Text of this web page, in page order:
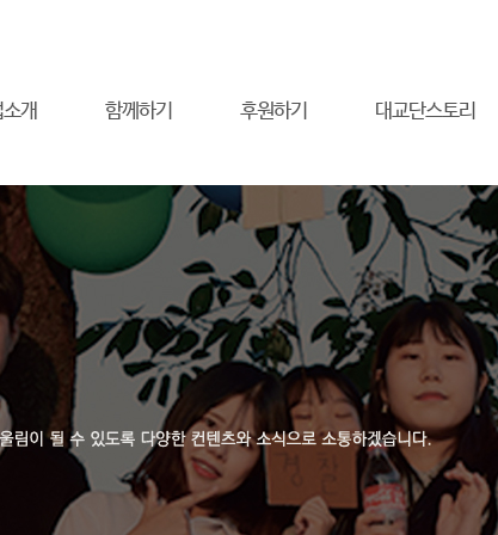
개 함께하기 후원하기 대교단스토리